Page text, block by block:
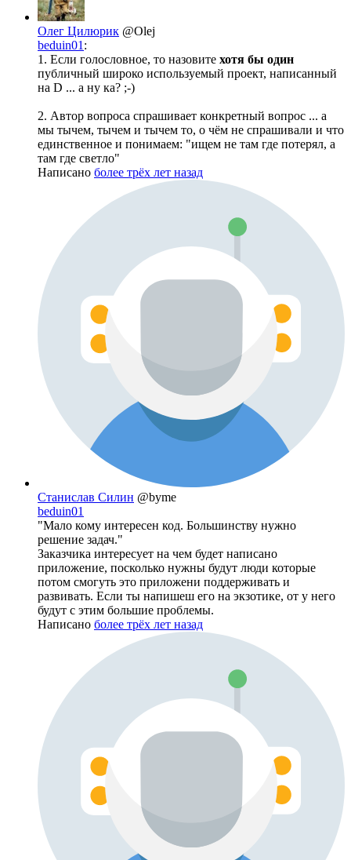
Олег Цилюрик @Olej
beduin01 :
1. Если голословное, то назовите хотя бы один
публичный широко используемый проект, написанный
на D ... а ну ка? ;-)
2. Автор вопроса спрашивает конкретный вопрос ... а
мы тычем, тычем и тычем то, о чём не спрашивали и что
единственное и понимаем: "ищем не там где потерял, а
там где светло"
Написано более трёх лет назад
Станислав Силин @byme
beduin01
"Мало кому интересен код. Большинству нужно
решение задач."
Заказчика интересует на чем будет написано
приложение, посколько нужны будут люди которые
потом смогуть это приложени поддерживать и
развивать. Если ты напишеш его на экзотике, от у него
будут с этим большие проблемы.
Написано более трёх лет назад